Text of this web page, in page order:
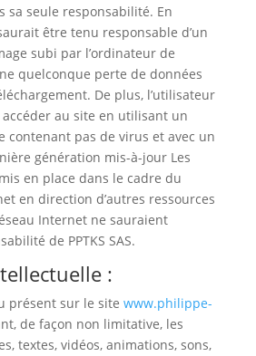
sa seule responsabilité. En
être tenu responsable d’un
subi par l’ordinateur de
quelconque perte de données
De plus, l’utilisateur
accéder au site en utilisant un
contenant pas de virus et avec un
génération mis-à-jour Les
en place dans le cadre du
en direction d’autres ressources
Internet ne sauraient
de PPTKS SAS.
:
présent sur le site www.philippe-
de façon non limitative, les
textes, vidéos, animations, sons,